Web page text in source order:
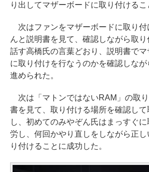
り出してマザーボードに取り付けるこ
次はファンをマザーボードに取り付
んと説明書を見て、確認しながら取
話す高橋氏の言葉どおり、説明書でマ
に取り付けを行なうのかを確認しな
進められた。
次は「マトンではないRAM」の取
書を見て、取り付ける場所を確認し
し、初めてのみやぞん氏はまっすぐ
労し、何回かやり直しをしながら正
り付けることに成功した。